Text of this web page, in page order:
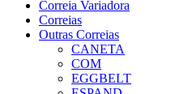
Correia Variadora
Correias
Outras Correias
CANETA
COM
EGGBELT